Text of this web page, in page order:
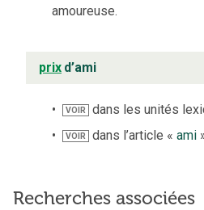
amoureuse.
prix d’ami
VOIR dans les unités
VOIR dans l’article «ami
Recherches associées